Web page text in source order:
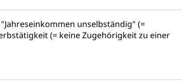
unselbständig" (=
(= keine Zugehörigkeit zu einer